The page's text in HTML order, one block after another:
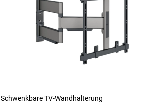
Schwenkbare TV-Wandhalterung